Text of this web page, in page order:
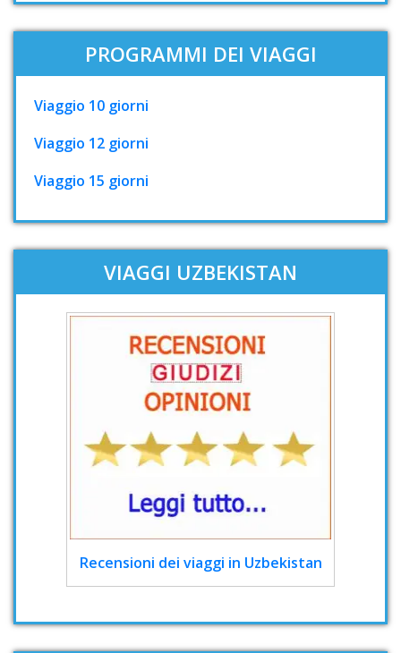
PROGRAMMI DEI VIAGGI
Viaggio 10 giorni
Viaggio 12 giorni
Viaggio 15 giorni
VIAGGI UZBEKISTAN
Recensioni dei viaggi in Uzbekistan